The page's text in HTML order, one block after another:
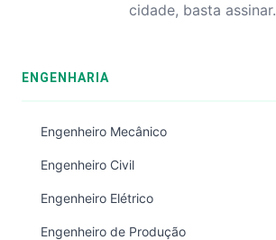
cidade, basta assinar.
ENGENHARIA
Engenheiro Mecânico
Engenheiro Civil
Engenheiro Elétrico
Engenheiro de Produção